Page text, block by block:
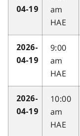
04-19
am
HAE
2026-
04-19
9:00
am
HAE
2026-
04-19
10:00
am
HAE